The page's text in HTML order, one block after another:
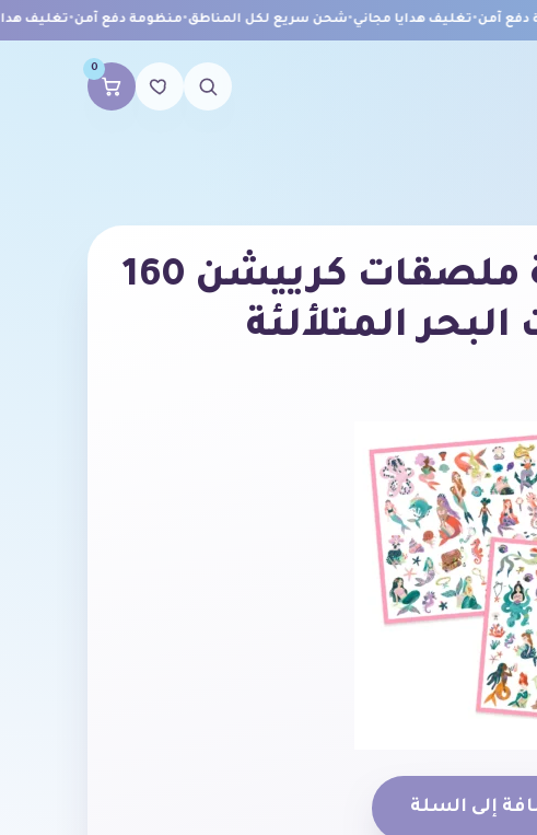
آمن•تغليف هدايا مجاني•شحن سريع لكل المناطق•منظومة دفع آمن•تغليف هدايا
0
مجموعة ملصقات كرييشن 160
المتلألئة
إلى السلة